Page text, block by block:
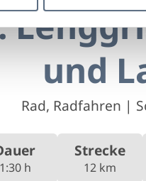
und
Rad, Radfahren |
1:30 h
Strecke
12 km